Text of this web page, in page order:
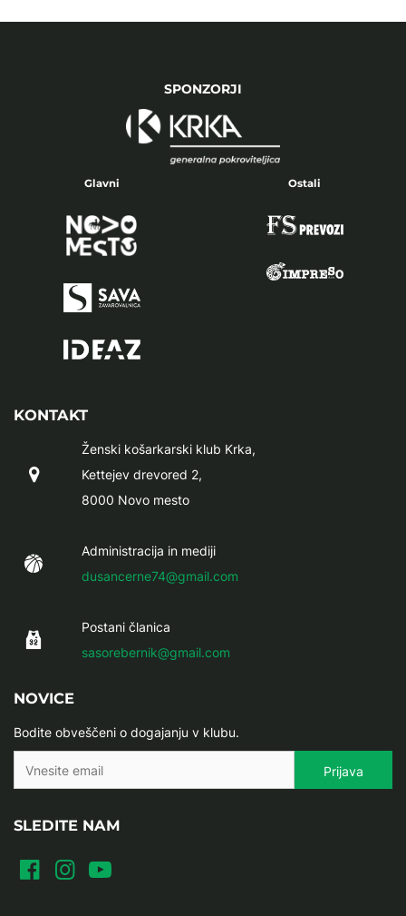
SPONZORJI
Glavni Ostali
KONTAKT
Ženski košarkarski klub Krka,
Kettejev drevored 2,
8000 Novo mesto
Administracija in mediji
dusancerne74@gmail.com
Postani članica
sasorebernik@gmail.com
NOVICE
Bodite obveščeni o dogajanju v klubu.
SLEDITE NAM